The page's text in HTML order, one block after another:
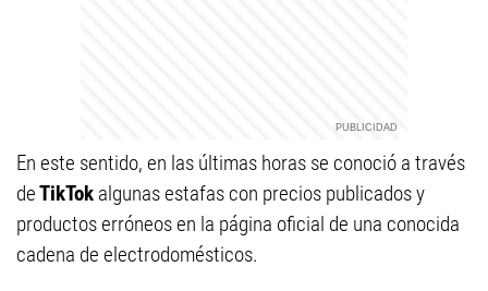
En este sentido, en las últimas horas se conoció a través
deTikTok algunas estafas con precios publicados y
productos erróneos en la página oficial de una conocida
cadena de electrodomésticos.